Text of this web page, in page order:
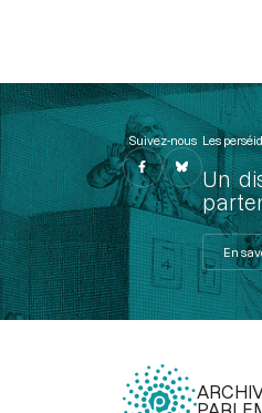
Suivez-nous Les
Un
En